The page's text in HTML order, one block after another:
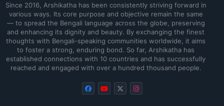
Since 2016, Arshikatha has been consistently striving forward in
various ways. Its core purpose and objective remain the same
— to spread the Bengali language across the globe, preserving
and enhancing its dignity and beauty. By exchanging the finest
thoughts with Bengali-speaking communities worldwide, it aims
to foster a strong, enduring bond. So far, Arshikatha has
established connections with 10 countries and has successfully
reached and engaged with over a hundred thousand people.